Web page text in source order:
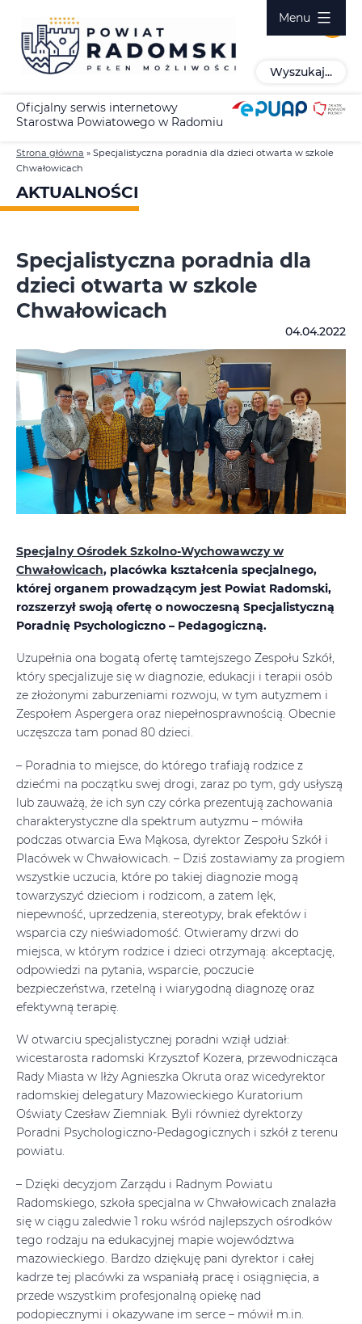
treści
Wyszukaj...
Menu
Oficjalny serwis internetowy
Starostwa Powiatowego w Radomiu
Strona główna » Specjalistyczna poradnia dla dzieci otwarta w szkole
Chwałowicach
AKTUALNOŚCI
Specjalistyczna poradnia dla
dzieci otwarta w szkole
Chwałowicach
04.04.2022
Specjalny Ośrodek Szkolno-Wychowawczy w
Chwałowicach, placówka kształcenia specjalnego,
której organem prowadzącym jest Powiat Radomski,
rozszerzył swoją ofertę o nowoczesną Specjalistyczną
Poradnię Psychologiczno – Pedagogiczną.
Uzupełnia ona bogatą ofertę tamtejszego Zespołu Szkół,
który specjalizuje się w diagnozie, edukacji i terapii osób
ze złożonymi zaburzeniami rozwoju, w tym autyzmem i
Zespołem Aspergera oraz niepełnosprawnością. Obecnie
uczęszcza tam ponad 80 dzieci.
– Poradnia to miejsce, do którego trafiają rodzice z
dziećmi na początku swej drogi, zaraz po tym, gdy usłyszą
lub zauważą, że ich syn czy córka prezentują zachowania
charakterystyczne dla spektrum autyzmu – mówiła
podczas otwarcia Ewa Mąkosa, dyrektor Zespołu Szkół i
Placówek w Chwałowicach. – Dziś zostawiamy za progiem
wszystkie uczucia, które po takiej diagnozie mogą
towarzyszyć dzieciom i rodzicom, a zatem lęk,
niepewność, uprzedzenia, stereotypy, brak efektów i
wsparcia czy nieświadomość. Otwieramy drzwi do
miejsca, w którym rodzice i dzieci otrzymają: akceptację,
odpowiedzi na pytania, wsparcie, poczucie
bezpieczeństwa, rzetelną i wiarygodną diagnozę oraz
efektywną terapię.
W otwarciu specjalistycznej poradni wziął udział:
wicestarosta radomski Krzysztof Kozera, przewodnicząca
Rady Miasta w Iłży Agnieszka Okruta oraz wicedyrektor
radomskiej delegatury Mazowieckiego Kuratorium
Oświaty Czesław Ziemniak. Byli również dyrektorzy
Poradni Psychologiczno-Pedagogicznych i szkół z terenu
powiatu.
– Dzięki decyzjom Zarządu i Radnym Powiatu
Radomskiego, szkoła specjalna w Chwałowicach znalazła
się w ciągu zaledwie 1 roku wśród najlepszych ośrodków
tego rodzaju na edukacyjnej mapie województwa
mazowieckiego. Bardzo dziękuję pani dyrektor i całej
kadrze tej placówki za wspaniałą pracę i osiągnięcia, a
przede wszystkim profesjonalną opiekę nad
podopiecznymi i okazywane im serce – mówił m.in.